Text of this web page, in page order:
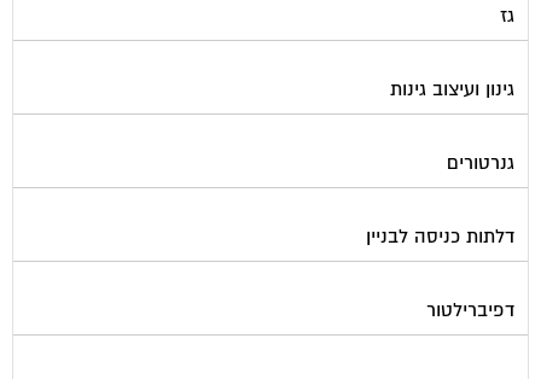
גז
גינון ועיצוב גינות
גנרטורים
דלתות כניסה לבניין
דפיברילטור